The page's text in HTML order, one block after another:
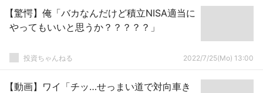
【驚愕】俺「バカなんだけど積立NISA適当に
やってもいいと思うか？？？？？」
投資ちゃんねる 2022/7/25(Mo) 13:00
【動画】ワイ「チッ…せっまい道で対向車き